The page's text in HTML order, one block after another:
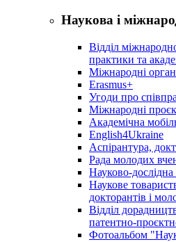
Наукова і
Відділ
практики та
Міжнародні
Erasmus+
Угоди про
Міжнародні
Академічна
English4Ukraine
Аспірантура,
Рада молодих
Науково-дослідна
Наукове
докторантів і
Відділ
патентно-
Фотоальбом